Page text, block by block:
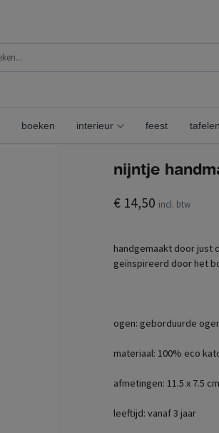
boeken interieur feest tafelen
nijntje
€ 14,50 incl. btw
handgemaakt door just
geïnspireerd door het
ogen: geborduurde
materiaal: 100% eco
afmetingen: 11.5 x 7.5 cm
leeftijd: vanaf 3 jaar